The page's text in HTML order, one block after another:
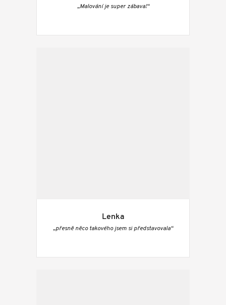
„Malování je super zábava!“
Lenka
„přesně něco takového jsem si představovala“